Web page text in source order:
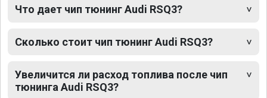
Что дает чип тюнинг Audi RSQ3?
Сколько стоит чип тюнинг Audi RSQ3?
Увеличится ли расход топлива после чип
тюнинга Audi RSQ3?